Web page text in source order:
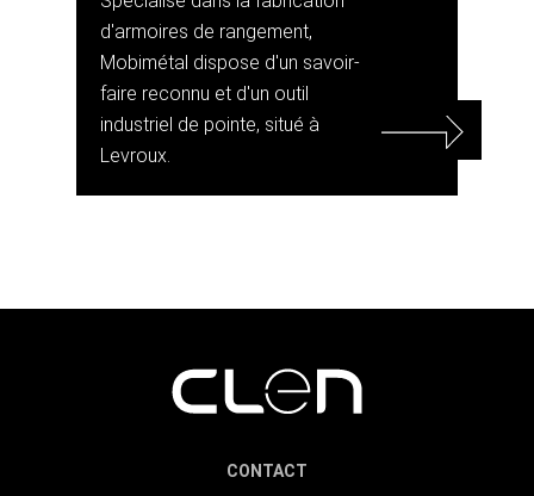
d'armoires de rangement,
Mobimétal dispose d'un savoir-
faire reconnu et d'un outil
industriel de pointe, situé à
Levroux.
CONTACT